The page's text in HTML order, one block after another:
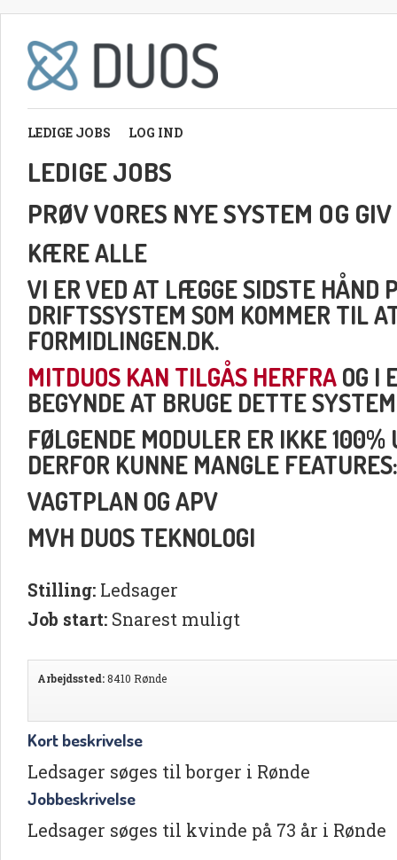
LEDIGE JOBS LOG IND
LEDIGE JOBS
PRØV VORES NYE SYSTEM OG
KÆRE ALLE
VI ER VED AT LÆGGE SIDSTE HÅND
DRIFTSSYSTEM SOM KOMMER TIL
FORMIDLINGEN.DK.
MITDUOS KAN TILGÅS HERFRAOG I
BEGYNDE AT BRUGE DETTE
FØLGENDE MODULER ER IKKE 100%
DERFOR KUNNE MANGLE FEATURES:
VAGTPLAN OG APV
MVH DUOS TEKNOLOGI
Stilling: Ledsager
Job start: Snarest muligt
Arbejdssted:8410 Rønde
Kort beskrivelse
Ledsager søges til borger i Rønde
Jobbeskrivelse
Ledsager søges til kvinde på 73 år i Rønde